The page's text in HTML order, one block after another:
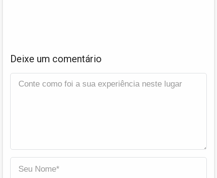
Deixe um comentário